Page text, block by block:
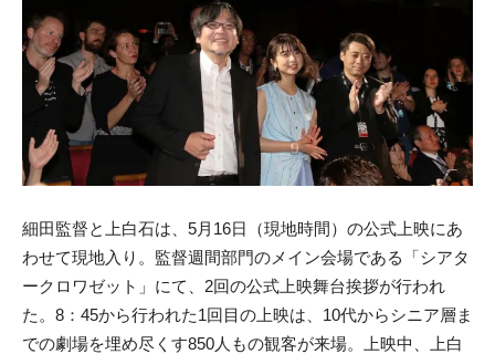
細田監督と上白石は、5月16日（現地時間）の公式上映にあ
わせて現地入り。監督週間部門のメイン会場である「シアタ
ークロワゼット」にて、2回の公式上映舞台挨拶が行われ
た。8：45から行われた1回目の上映は、10代からシニア層ま
での劇場を埋め尽くす850人もの観客が来場。上映中、上白